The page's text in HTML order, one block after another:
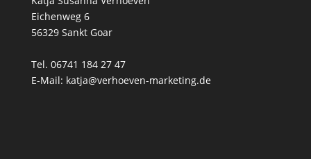
Eichenweg 6
56329 Sankt Goar
Tel. 06741 184 27 47
E-Mail: katja@verhoeven-marketing.de